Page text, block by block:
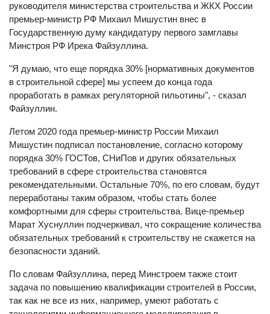
руководителя министерства строительства и ЖКХ России
премьер-министр РФ Михаил Мишустин внес в
Государственную думу кандидатуру первого замглавы
Минстроя РФ Ирека Файзуллина.
"Я думаю, что еще порядка 30% [нормативных документов
в строительной сфере] мы успеем до конца года
проработать в рамках регуляторной гильотины", - сказал
Файзуллин.
Летом 2020 года премьер-министр России Михаил
Мишустин подписал постановление, согласно которому
порядка 30% ГОСТов, СНиПов и других обязательных
требований в сфере строительства становятся
рекомендательными. Остальные 70%, по его словам, будут
переработаны таким образом, чтобы стать более
комфортными для сферы строительства. Вице-премьер
Марат Хуснуллин подчеркивал, что сокращение количества
обязательных требований к строительству не скажется на
безопасности зданий.
По словам Файзуллина, перед Минстроем также стоит
задача по повышению квалификации строителей в России,
так как не все из них, например, умеют работать с